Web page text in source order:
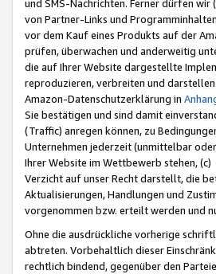
und SMS-Nachrichten. Ferner dürfen
von Partner-Links und
vor dem Kauf eines Produkts auf der
prüfen, überwachen und anderweitig
die auf Ihrer Website dargestellte
reproduzieren, verbreiten und
Amazon-Datenschutzerklärung in
Sie bestätigen und sind damit
(Traffic) anregen können, zu
Unternehmen jederzeit (unmittelbar
Ihrer Website im Wettbewerb stehen,
Verzicht auf unser Recht darstellt, die
Aktualisierungen, Handlungen und
vorgenommen bzw. erteilt werden und
Ohne die ausdrückliche vorherige
abtreten. Vorbehaltlich dieser
rechtlich bindend, gegenüber den